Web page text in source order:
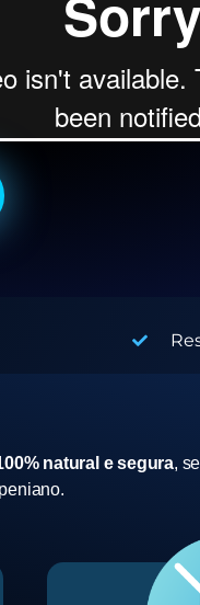
natural e segura,